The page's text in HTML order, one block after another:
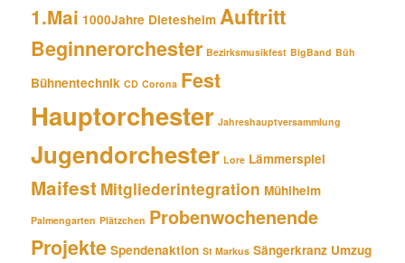
1.Mai 1000Jahre Dietesheim Auftritt
Beginnerorchester Bezirksmusikfest BigBand Büh
Bühnentechnik CD Corona Fest
Hauptorchester Jahreshauptversammlung
Jugendorchester Lore Lämmerspiel
Maifest Mitgliederintegration Mühlheim
Palmengarten Plätzchen Probenwochenende
Projekte Spendenaktion St Markus Sängerkranz Umzug